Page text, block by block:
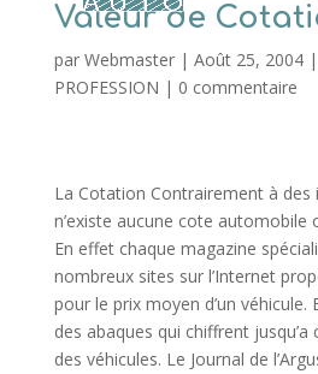
Valeur de
par Webmaster| Août 25, 2004|
PROFESSION | 0 commentaire
La Cotation Contrairement à des
n’existe aucune cote automobile
En effet chaque magazine
nombreux sites sur l’Internet
pour le prix moyen d’un véhicule.
des abaques qui chiffrent jusqu’a
des véhicules. Le Journal de